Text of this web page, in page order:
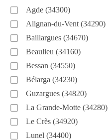
Agde (34300)
Alignan-du-Vent (34290)
Baillargues (34670)
Beaulieu (34160)
Bessan (34550)
Bélarga (34230)
Guzargues (34820)
La Grande-Motte (34280)
Le Crès (34920)
Lunel (34400)